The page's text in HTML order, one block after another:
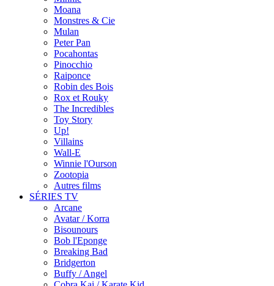
Moana
Monstres & Cie
Mulan
Peter Pan
Pocahontas
Pinocchio
Raiponce
Robin des Bois
Rox et Rouky
The Incredibles
Toy Story
Up!
Villains
Wall-E
Winnie l'Ourson
Zootopia
Autres films
SÉRIES TV
Arcane
Avatar / Korra
Bisounours
Bob l'Eponge
Breaking Bad
Bridgerton
Buffy / Angel